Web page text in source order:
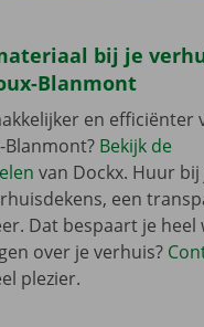
bij je
Blanmont
en efficiënter
Blanmont? Bekijk de
van Dockx. Huur bij
een
Dat bespaart je heel
over je verhuis?
plezier.